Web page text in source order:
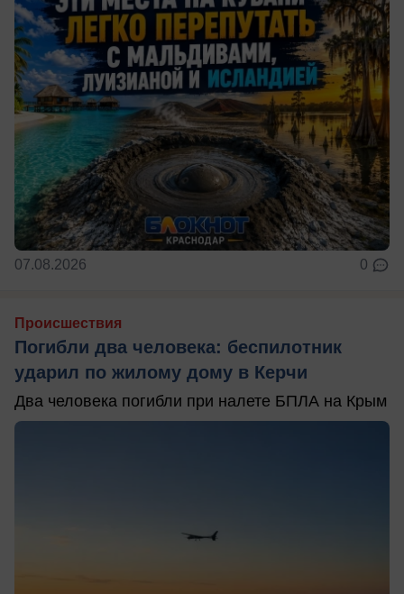
07.08.2026 0
Происшествия
Погибли два человека: беспилотник
ударил по жилому дому в Керчи
Два человека погибли при налете БПЛА на Крым